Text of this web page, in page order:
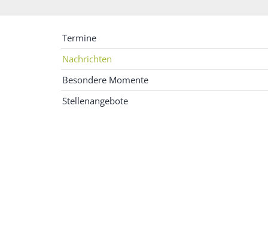
Termine
Nachrichten
Besondere Momente
Stellenangebote